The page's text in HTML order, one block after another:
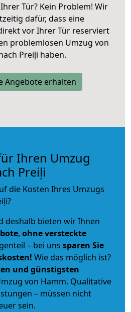
Tür? Kein Problem! Wir
dafür, dass eine
vor Ihrer Tür reserviert
problemlosen Umzug von
Preiļi haben.
Angebote erhalten
Ihren Umzug
Preiļi
die Kosten Ihres Umzugs
deshalb bieten wir Ihnen
, ohne versteckte
– bei uns sparen Sie
Wie das möglich ist?
und günstigsten
von Hamm. Qualitative
– müssen nicht
sein.